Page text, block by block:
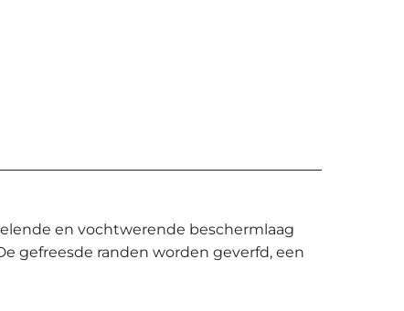
en vochtwerende beschermlaag
gefreesde randen worden geverfd, een